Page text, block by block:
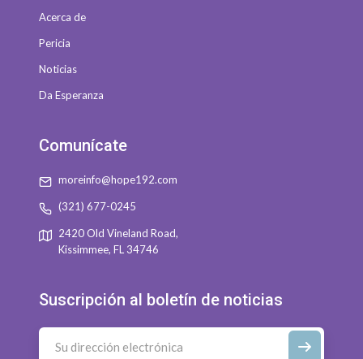
Acerca de
Pericia
Noticias
Da Esperanza
Comunícate
moreinfo@hope192.com
(321) 677-0245
2420 Old Vineland Road,
Kissimmee, FL 34746
Suscripción al boletín de noticias